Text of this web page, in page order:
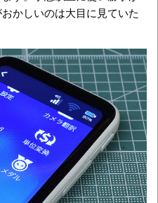
かしいのは大目に見ていた